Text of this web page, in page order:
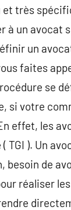
et très
à un avocat
un
faites
se
si votre
effet, les
). Un
de
réaliser